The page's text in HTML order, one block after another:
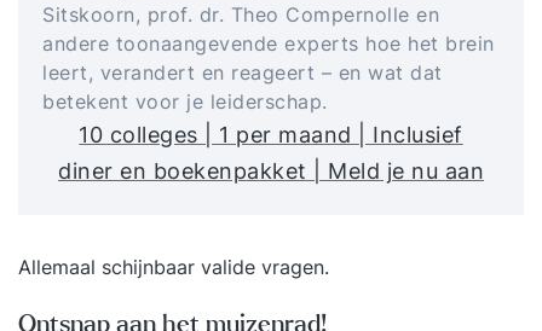
Sitskoorn, prof. dr. Theo Compernolle en
andere toonaangevende experts hoe het brein
leert, verandert en reageert – en wat dat
betekent voor je leiderschap.
10 colleges | 1 per maand | Inclusief
diner en boekenpakket | Meld je nu aan
Allemaal schijnbaar valide vragen.
Ontsnap aan het muizenrad!